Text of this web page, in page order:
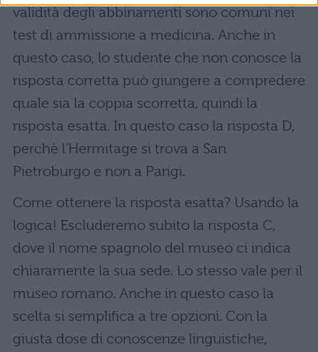
validità degli abbinamenti sono comuni nei
test di ammissione a medicina. Anche in
questo caso, lo studente che non conosce la
risposta corretta può giungere a compredere
quale sia la coppia scorretta, quindi la
risposta esatta. In questo caso la risposta D,
perchè l’Hermitage si trova a San
Pietroburgo e non a Parigi.
Come ottenere la risposta esatta? Usando la
logica! Escluderemo subito la risposta C,
dove il nome spagnolo del museo ci indica
chiaramente la sua sede. Lo stesso vale per il
museo romano. Anche in questo caso la
scelta si semplifica a tre opzioni. Con la
giusta dose di conoscenze linguistiche,